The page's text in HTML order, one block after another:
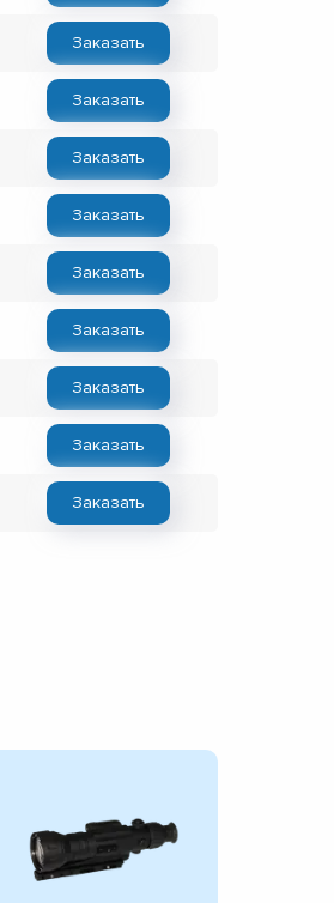
Заказать
Заказать
Заказать
Заказать
Заказать
Заказать
Заказать
Заказать
Заказать